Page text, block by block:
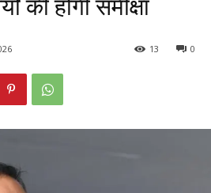
की होगी समीक्षा
0
13